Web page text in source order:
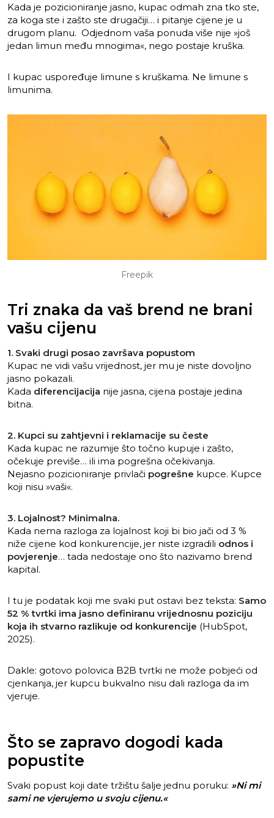
Kada je pozicioniranje jasno, kupac odmah zna tko ste,
za koga ste i zašto ste drugačiji… i pitanje cijene je u
drugom planu. Odjednom vaša ponuda više nije »još
jedan limun među mnogima«, nego postaje kruška.
I kupac uspoređuje limune s kruškama. Ne limune s
limunima.
Freepik
Tri znaka da vaš brend ne brani
vašu cijenu
1. Svaki drugi posao završava popustom
Kupac ne vidi vašu vrijednost, jer mu je niste dovoljno
jasno pokazali.
Kada diferencijacija nije jasna, cijena postaje jedina
bitna.
2. Kupci su zahtjevni i reklamacije su česte
Kada kupac ne razumije što točno kupuje i zašto,
očekuje previše… ili ima pogrešna očekivanja.
Nejasno pozicioniranje privlači pogrešne kupce. Kupce
koji nisu »vaši«.
3. Lojalnost? Minimalna.
Kada nema razloga za lojalnost koji bi bio jači od 3 %
niže cijene kod konkurencije, jer niste izgradili odnos i
povjerenje… tada nedostaje ono što nazivamo brend
kapital.
I tu je podatak koji me svaki put ostavi bez teksta: Samo
52 % tvrtki ima jasno definiranu vrijednosnu poziciju
koja ih stvarno razlikuje od konkurencije (HubSpot,
2025).
Dakle: gotovo polovica B2B tvrtki ne može pobjeći od
cjenkanja, jer kupcu bukvalno nisu dali razloga da im
vjeruje.
Što se zapravo dogodi kada
popustite
Svaki popust koji date tržištu šalje jednu poruku: »Ni mi
sami ne vjerujemo u svoju cijenu.«